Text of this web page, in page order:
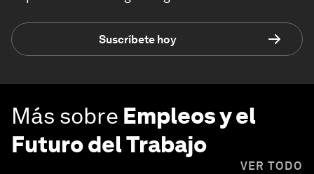
Suscríbete hoy
Más sobre Empleos y el
Futuro del Trabajo
VER TODO